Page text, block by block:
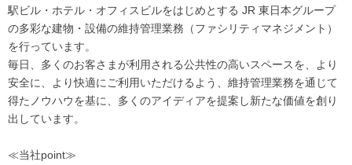
駅ビル・ホテル・オフィスビルをはじめとする JR 東日本グループ
の多彩な建物・設備の維持管理業務（ファシリティマネジメント）
を行っています。
毎日、多くのお客さまが利用される公共性の高いスペースを、より
安全に、より快適にご利用いただけるよう、維持管理業務を通じて
得たノウハウを基に、多くのアイディアを提案し新たな価値を創り
出しています。
≪当社point≫